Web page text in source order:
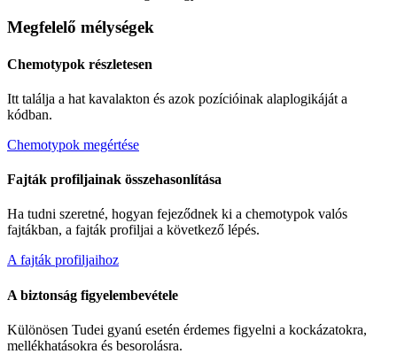
Megfelelő mélységek
Chemotypok részletesen
Itt találja a hat kavalakton és azok pozícióinak alaplogikáját a
kódban.
Chemotypok megértése
Fajták profiljainak összehasonlítása
Ha tudni szeretné, hogyan fejeződnek ki a chemotypok valós
fajtákban, a fajták profiljai a következő lépés.
A fajták profiljaihoz
A biztonság figyelembevétele
Különösen Tudei gyanú esetén érdemes figyelni a kockázatokra,
mellékhatásokra és besorolásra.